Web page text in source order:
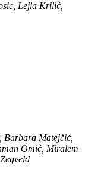
Lejla Krilić,
Barbara Matejčić,
Omić, Miralem